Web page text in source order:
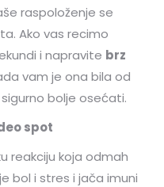
raspoloženje se
Ako vas recimo
i napravite brz
vam je ona bila od
bolje osećati.
spot
reakciju koja odmah
bol i stres i jača imuni